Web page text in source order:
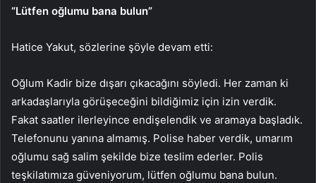
“Lütfen oğlumu bana bulun”
Hatice Yakut, sözlerine şöyle devam etti:
Oğlum Kadir bize dışarı çıkacağını söyledi. Her zaman ki
arkadaşlarıyla görüşeceğini bildiğimiz için izin verdik.
Fakat saatler ilerleyince endişelendik ve aramaya başladık.
Telefonunu yanına almamış. Polise haber verdik, umarım
oğlumu sağ salim şekilde bize teslim ederler. Polis
teşkilatımıza güveniyorum, lütfen oğlumu bana bulun.